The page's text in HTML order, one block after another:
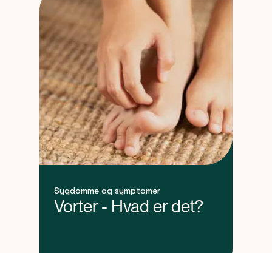
Sygdomme og symptomer
Vorter - Hvad er det?